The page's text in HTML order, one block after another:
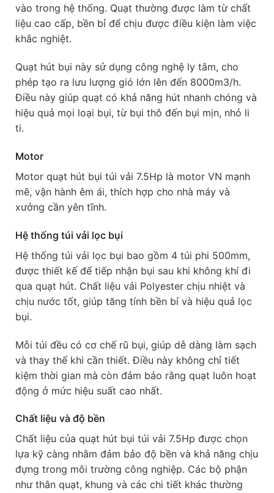
vào trong hệ thống. Quạt thường được làm từ chất
liệu cao cấp, bền bỉ để chịu được điều kiện làm việc
khắc nghiệt.
Quạt hút bụi này sử dụng công nghệ ly tâm, cho
phép tạo ra lưu lượng gió lớn lên đến 8000m3/h.
Điều này giúp quạt có khả năng hút nhanh chóng và
hiệu quả mọi loại bụi, từ bụi thô đến bụi mịn, nhỏ li
ti.
Motor
Motor quạt hút bụi túi vải 7.5Hp là motor VN mạnh
mẽ, vận hành êm ái, thích hợp cho nhà máy và
xưởng cần yên tĩnh.
Hệ thống túi vải lọc bụi
Hệ thống túi vải lọc bụi bao gồm 4 túi phi 500mm,
được thiết kế để tiếp nhận bụi sau khi không khí đi
qua quạt hút. Chất liệu vải Polyester chịu nhiệt và
chịu nước tốt, giúp tăng tính bền bỉ và hiệu quả lọc
bụi.
Mỗi túi đều có cơ chế rũ bụi, giúp dễ dàng làm sạch
và thay thế khi cần thiết. Điều này không chỉ tiết
kiệm thời gian mà còn đảm bảo rằng quạt luôn hoạt
động ở mức hiệu suất cao nhất.
Chất liệu và độ bền
Chất liệu của quạt hút bụi túi vải 7.5Hp được chọn
lựa kỹ càng nhằm đảm bảo độ bền và khả năng chịu
đựng trong môi trường công nghiệp. Các bộ phận
như thân quạt, khung và các chi tiết khác thường